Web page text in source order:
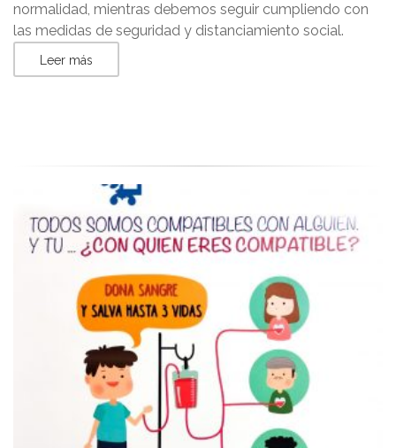
normalidad, mientras debemos seguir cumpliendo con
las medidas de seguridad y distanciamiento social.
Leer más